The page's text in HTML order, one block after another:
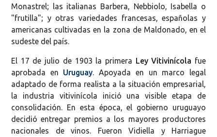
Monastrel; las italianas Barbera, Nebbiolo, Isabella o
"frutilla"; y otras variedades francesas, españolas y
americanas cultivadas en la zona de Maldonado, en el
sudeste del país.
El 17 de julio de 1903 la primera Ley Vitivinícola fue
aprobada en Uruguay. Apoyada en un marco legal
adaptado de forma realista a la situación empresarial,
la industria vitivinícola inició una visible etapa de
consolidación. En esta época, el gobierno uruguayo
decidió entregar premios a los mayores productores
nacionales de vinos. Fueron Vidiella y Harriague